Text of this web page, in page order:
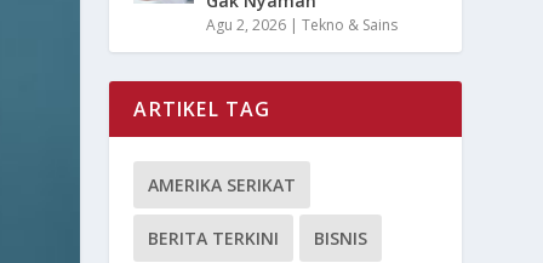
Agu 2, 2026 |Tekno & Sains
ARTIKEL TAG
AMERIKA SERIKAT
BERITA TERKINI BISNIS